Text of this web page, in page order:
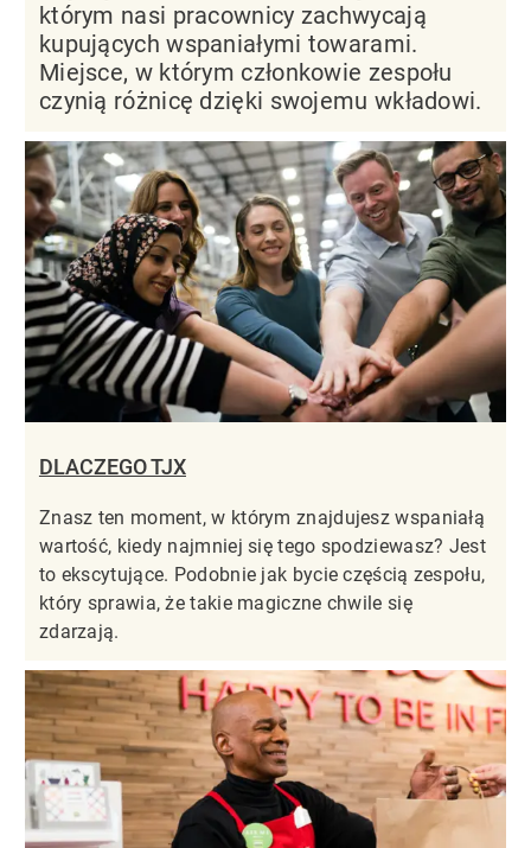
którym nasi pracownicy zachwycają
kupujących wspaniałymi towarami.
Miejsce, w którym członkowie zespołu
czynią różnicę dzięki swojemu wkładowi.
DLACZEGO TJX
Znasz ten moment, w którym znajdujesz wspaniałą
wartość, kiedy najmniej się tego spodziewasz? Jest
to ekscytujące. Podobnie jak bycie częścią zespołu,
który sprawia, że takie magiczne chwile się
zdarzają.